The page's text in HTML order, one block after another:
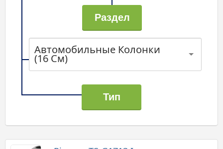
Автомобильные Колонки
(16 См)